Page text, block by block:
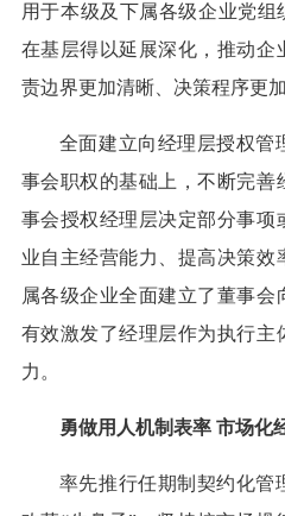
用于本级及下属各级企业党组
在基层得以延展深化，推动企
责边界更加清晰、决策程序更加
全面建立向经理层授权管
事会职权的基础上，不断完善
事会授权经理层决定部分事项
业自主经营能力、提高决策效
属各级企业全面建立了董事会
有效激发了经理层作为执行主
力。
勇做用人机制表率 市场化
率先推行任期制契约化管